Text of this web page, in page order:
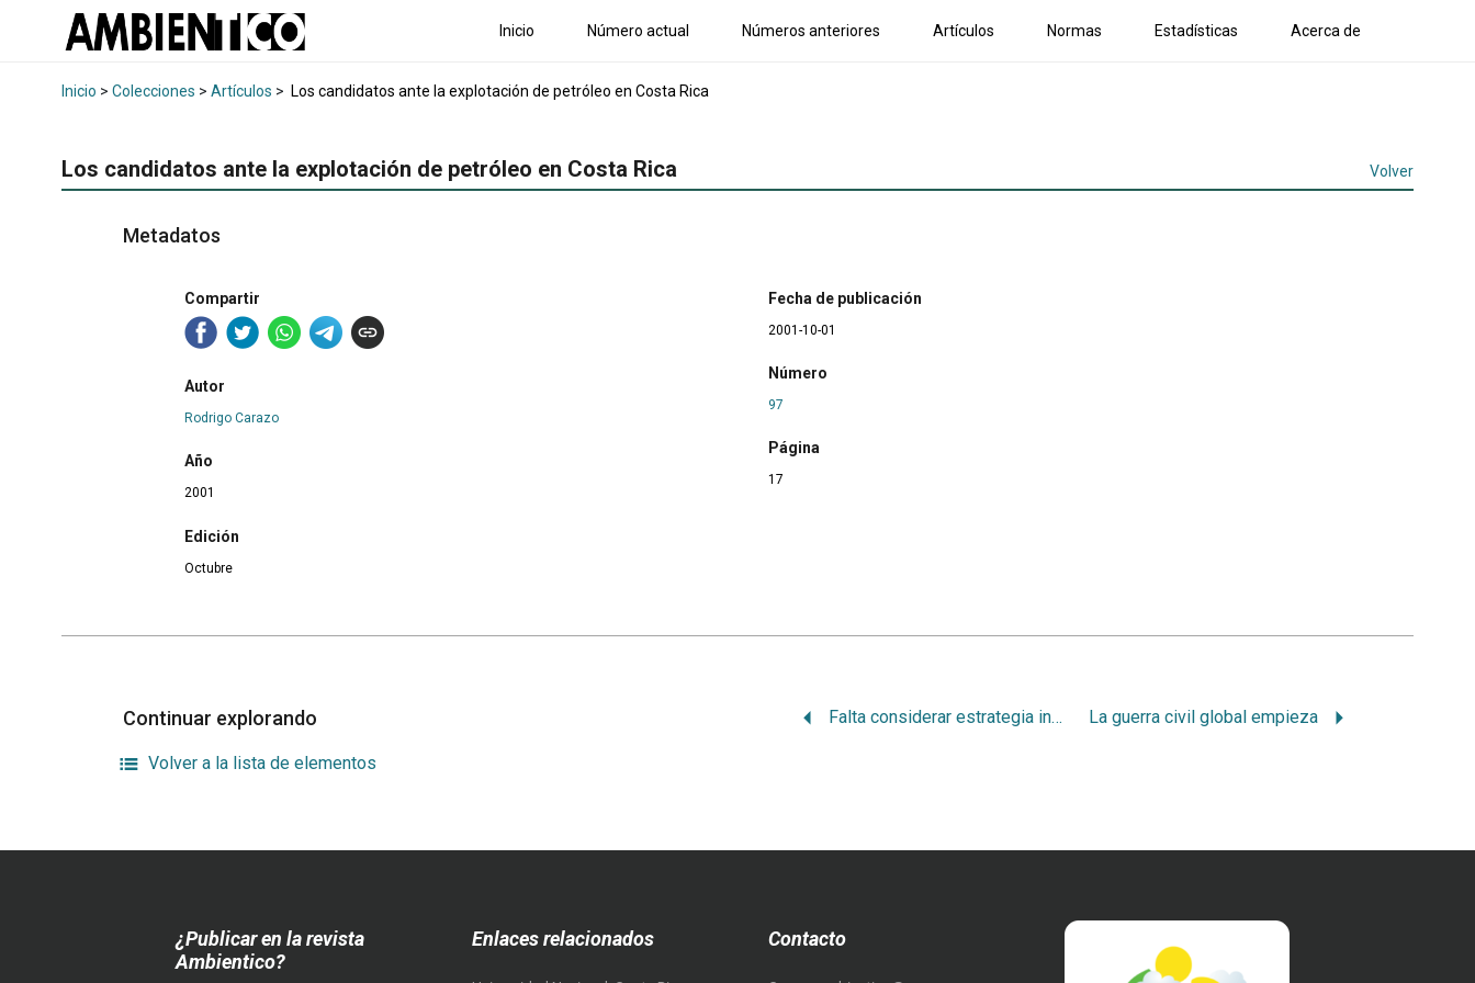
Inicio Número actual Números anteriores Artículos Normas Estadísticas Acerca de
Inicio > Colecciones > Artículos > Los candidatos ante la explotación de petróleo en Costa Rica
Los candidatos ante la explotación de petróleo en Costa Rica Volver
Metadatos
Compartir
Autor
Rodrigo Carazo
Año
2001
Edición
Octubre
Fecha de publicación
2001-10-01
Número
97
Página
17
Continuar explorando Falta considerar estrategia integrada y participación La guerra civil global empieza
Volver a la lista de elementos
¿Publicar en la revista
Ambientico?
Enlaces relacionados Contacto